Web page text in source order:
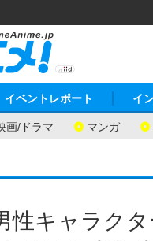
画/ドラマ マンガ
イベントレポート イ
性キャラク